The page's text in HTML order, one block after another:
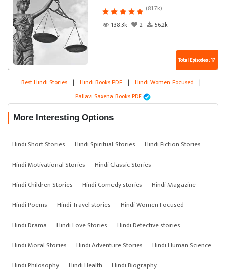
(81.7k)
138.3k
2 56.2k
Total Episodes : 17
Best Hindi Stories | Hindi Books PDF | Hindi Women Focused |
Pallavi Saxena Books PDF
More Interesting Options
Hindi Short Stories Hindi Spiritual Stories
Hindi Fiction Stories
Hindi Motivational Stories
Hindi Classic Stories
Hindi Children Stories
Hindi Comedy stories
Hindi Magazine
Hindi Poems
Hindi Travel stories
Hindi Women Focused
Hindi Drama
Hindi Love Stories
Hindi Detective stories
Hindi Moral Stories
Hindi Adventure Stories
Hindi Human Science
Hindi Philosophy
Hindi Health Hindi Biography